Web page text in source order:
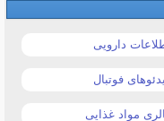
دارویی
فوتبال
مواد غذایی